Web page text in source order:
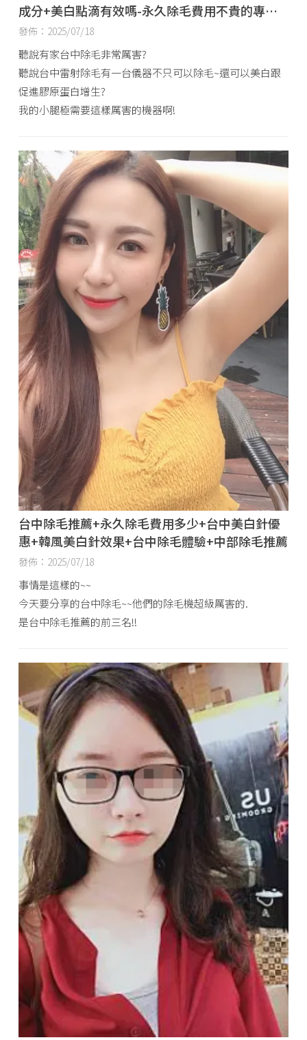
成分+美白點滴有效嗎-永久除毛費用不貴的專業
除毛
發佈：2025/07/18
聽說有家台中除毛非常厲害?
聽說台中雷射除毛有一台儀器不只可以除毛~還可以美白跟
促進膠原蛋白增生?
我的小腿極需要這樣厲害的機器啊!
台中除毛推薦+永久除毛費用多少+台中美白針優
惠+韓風美白針效果+台中除毛體驗+中部除毛推薦
發佈：2025/07/18
事情是這樣的~~
今天要分享的台中除毛~~他們的除毛機超級厲害的.
是台中除毛推薦的前三名!!